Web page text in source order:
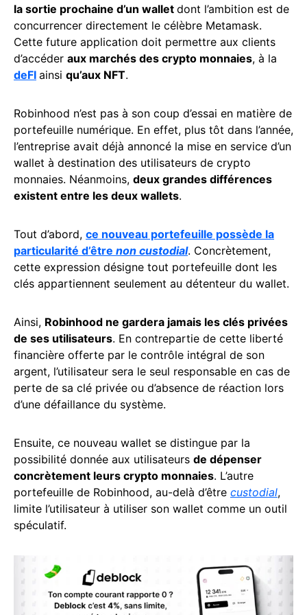
la sortie prochaine d’un wallet dont l’ambition est de
concurrencer directement le célèbre Metamask.
Cette future application doit permettre aux clients
d’accéder aux marchés des crypto monnaies, à la
deFI ainsi qu’aux NFT.
Robinhood n’est pas à son coup d’essai en matière de
portefeuille numérique. En effet, plus tôt dans l’année,
l’entreprise avait déjà annoncé la mise en service d’un
wallet à destination des utilisateurs de crypto
monnaies. Néanmoins, deux grandes différences
existent entre les deux wallets.
Tout d’abord, ce nouveau portefeuille possède la
particularité d’être non custodial. Concrètement,
cette expression désigne tout portefeuille dont les
clés appartiennent seulement au détenteur du wallet.
Ainsi, Robinhood ne gardera jamais les clés privées
de ses utilisateurs. En contrepartie de cette liberté
financière offerte par le contrôle intégral de son
argent, l’utilisateur sera le seul responsable en cas de
perte de sa clé privée ou d’absence de réaction lors
d’une défaillance du système.
Ensuite, ce nouveau wallet se distingue par la
possibilité donnée aux utilisateurs de dépenser
concrètement leurs crypto monnaies. L’autre
portefeuille de Robinhood, au-delà d’être custodial,
limite l’utilisateur à utiliser son wallet comme un outil
spéculatif.